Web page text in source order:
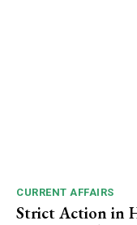
CURRENT AFFAIRS
Strict Action in